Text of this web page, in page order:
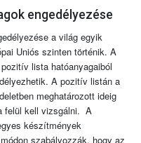
engedélyezése
a világ egyik
Uniós szinten történik. A
lista hatóanyagaiból
A pozitív listán a
meghatározott ideig
felül kell vizsgálni. A
készítmények
szabályozzák, hogy az